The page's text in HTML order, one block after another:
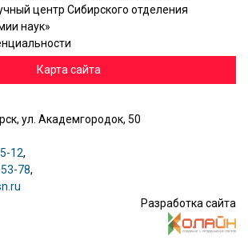
центр Сибирского отделения
наук»
Карта сайта
ул. Академгородок, 50
12,
78,
Разработка сайта